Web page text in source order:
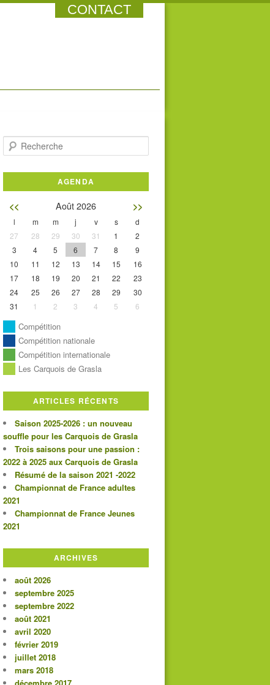
CONTACT
Recherche
AGENDA
<< Août 2026 >>
l m m j v s
d
27
28 29 30 31 1
2
3
4 5 6 7 8
9
10
11 12 13 14 15
16
17
18 19 20 21 22
23
24
25 26 27 28 29
30
31
1 2 3 4 5 6
Compétition
Compétition nationale
Compétition internationale
Les Carquois de Grasla
ARTICLES RÉCENTS
Saison 2025-2026 : un nouveau
souffle pour les Carquois de Grasla
Trois saisons pour une passion :
2022 à 2025 aux Carquois de Grasla
Résumé de la saison 2021 -2022
Championnat de France adultes
2021
Championnat de France Jeunes
2021
ARCHIVES
août 2026
septembre 2025
septembre 2022
août 2021
avril 2020
février 2019
juillet 2018
mars 2018